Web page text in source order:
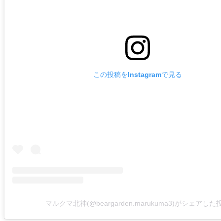
この投稿をInstagramで見る
マルクマ北神(@beargarden.marukuma3)がシェアした